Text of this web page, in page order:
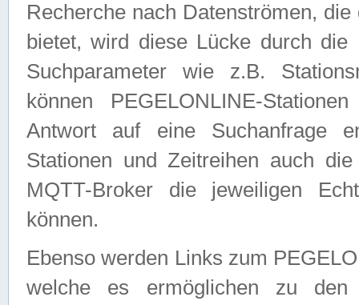
Recherche nach Datenströmen,
bietet, wird diese Lücke durch die
Suchparameter wie z.B.
können PEGELONLINE-
Antwort auf eine Suchanfrage
Stationen und Zeitreihen auch
MQTT-Broker die jeweiligen
können.
Ebenso werden Links zum
welche es ermöglichen zu den